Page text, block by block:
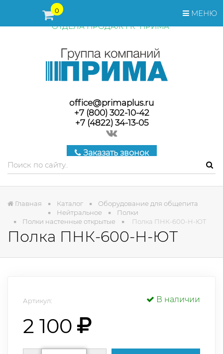
МЕНЮ
0
ПЕРЕД ОФОРМЛЕНИЕМ ЗАКАЗА, СТОИМОСТЬ И СРОКИ
ПОСТАВКИ ТОВАРА УТОЧНЯЙТЕ У МЕНЕДЖЕРОВ
ОТДЕЛА ПРОДАЖ ГК "ПРИМА"
office@primaplus.ru
+7 (800) 302-10-42
+7 (4822) 34-13-05
Заказать звонок
Главная Каталог
Оборудование для общепита
Нейтральное
Полки
Полки настенные открытые
Полка ПНК-600-Н-ЮТ
Полка ПНК-600-Н-ЮТ
Артикул: В наличии
2 100